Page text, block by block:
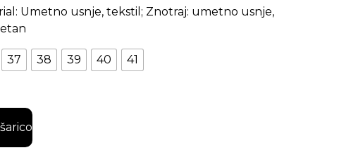
Umetno usnje, tekstil; Znotraj: umetno usnje,
37 38 39 40 41
količina